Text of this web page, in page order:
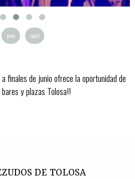
prev next
a finales de junio ofrece la oportunidad de
y plazas Tolosa!!
DE TOLOSA